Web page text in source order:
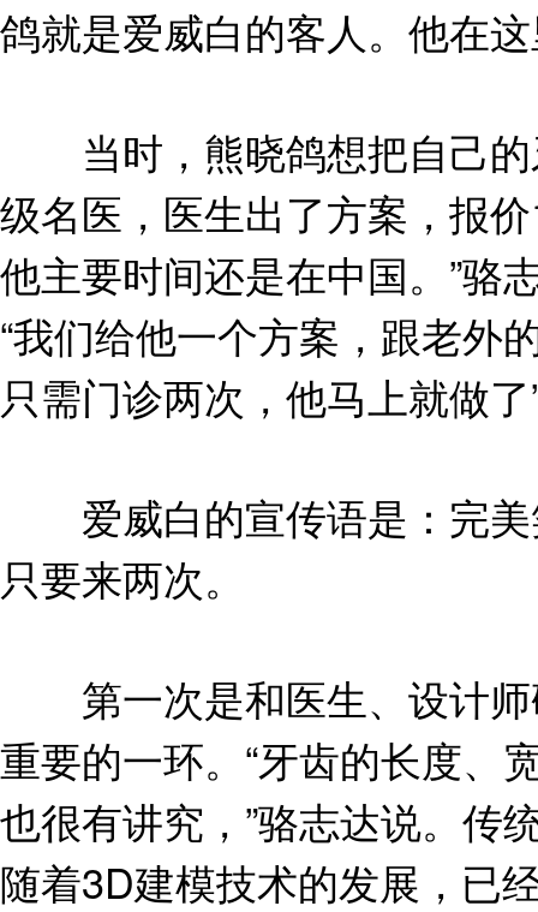
鸽就是爱威白的客人。他在
当时，熊晓鸽想把自己的
级名医，医生出了方案，报
他主要时间还是在中国。”骆
“我们给他一个方案，跟老外
只需门诊两次，他马上就做了
爱威白的宣传语是：完美
只要来两次。
第一次是和医生、设计师
重要的一环。“牙齿的长度、
也很有讲究，”骆志达说。传
随着3D建模技术的发展，已